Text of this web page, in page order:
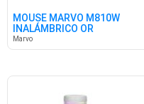
MOUSE MARVO M810W
INALÁMBRICO OR
Marvo